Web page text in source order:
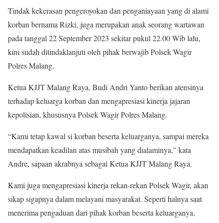
Tindak kekerasan pengeroyokan dan penganiayaan yang di alami
korban bernama Rizki, juga merupakan anak seorang wartawan
pada tanggal 22 September 2023 sekitar pukul 22.00 Wib lalu,
kini sudah ditindaklanjuti oleh pihak berwajib Polsek Wagir
Polres Malang.
Ketua KJJT Malang Raya, Budi Andri Yanto berikan atensinya
terhadap keluarga korban dan mengapresiasi kinerja jajaran
kepolisian, khususnya Polsek Wagir Polres Malang.
“Kami tetap kawal si korban beserta keluarganya, sampai mereka
mendapatkan keadilan atas musibah yang dialaminya,” kata
Andre, sapaan akrabnya sebagai Ketua KJJT Malang Raya.
Kami juga mengapresiasi kinerja rekan-rekan Polsek Wagir, akan
sikap sigapnya dalam melayani masyarakat. Seperti halnya saat
menerima pengaduan dari pihak korban beserta keluarganya,